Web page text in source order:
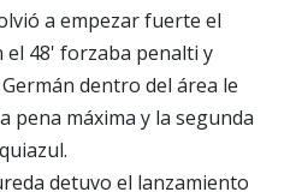
a empezar fuerte el
el 48' forzaba penalti y
dentro del área le
pena máxima y la segunda
detuvo el lanzamiento